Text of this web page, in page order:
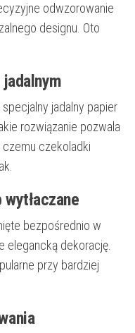
odwzorowanie
designu. Oto
jadalny papier
rozwiązanie pozwala
czemu czekoladki
bezpośrednio w
elegancką dekorację.
przy bardziej